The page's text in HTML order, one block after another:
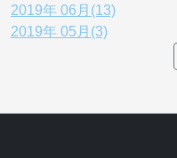
2019年 06月(13)
2019年 05月(3)